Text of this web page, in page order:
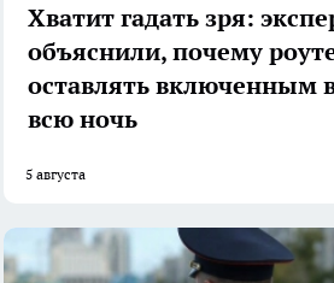
Хватит гадать зря:
объяснили, почему
оставлять включенным
всю ночь
5 августа